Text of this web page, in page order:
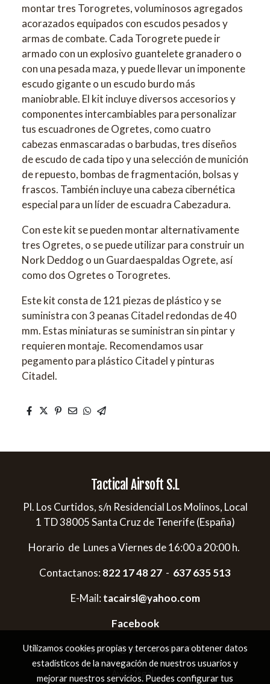
montar tres Torogretes, voluminosos agregados
acorazados equipados con escudos pesados y
armas de combate. Cada Torogrete puede ir
armado con un explosivo guantelete granadero o
con una pesada maza, y puede llevar un imponente
escudo gigante o un escudo burdo más
maniobrable. El kit incluye diversos accesorios y
componentes intercambiables para personalizar
tus escuadrones de Ogretes, como cuatro
cabezas enmascaradas o barbudas, tres diseños
de escudo de cada tipo y una selección de munición
de repuesto, bombas de fragmentación, bolsas y
frascos. También incluye una cabeza cibernética
especial para un líder de escuadra Cabezadura.
Con este kit se pueden montar alternativamente
tres Ogretes, o se puede utilizar para construir un
Nork Deddog o un Guardaespaldas Ogrete, así
como dos Ogretes o Torogretes.
Este kit consta de 121 piezas de plástico y se
suministra con 3 peanas Citadel redondas de 40
mm. Estas miniaturas se suministran sin pintar y
requieren montaje. Recomendamos usar
pegamento para plástico Citadel y pinturas
Citadel.
Tactical Airsoft S.L
Pl. Los Curtidos, s/n Residencial Los Molinos, Local
1 TD 38005 Santa Cruz de Tenerife (España)
Horario de Lunes a Viernes de 16:00 a 20:00 h.
Contactanos: 822 17 48 27 - 637 635 513
E-Mail: tacairsl@yahoo.com
Facebook
Instagram:@tacticalairsoftsl
Aviso legal
Utilizamos cookies propias y terceros para obtener datos
estadísticos de la navegación de nuestros usuarios y
mejorar nuestros servicios. Puedes configurar tus